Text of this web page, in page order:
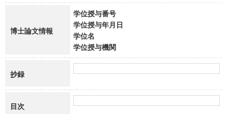
博士論文情報
学位授与番号
学位授与年月日
学位名
学位授与機関
抄録
目次